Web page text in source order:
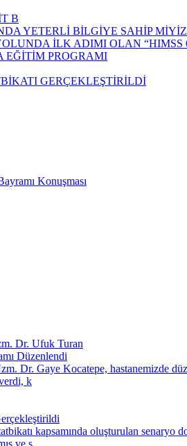
B
YETERLİ BİLGİYE SAHİP
İLK ADIMI OLAN “HIMSS
EĞİTİM PROGRAMI
GERÇEKLEŞTİRİLDİ
Konuşması
Dr. Ufuk Turan
Düzenlendi
Dr. Gaye Kocatepe, hastanemizde
k
kapsamında oluşturulan senaryo
ve s